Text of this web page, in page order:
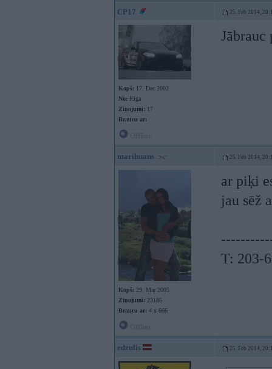
CP17 25. Feb 2014,
Kopš: 17. Dec 2002
No: Rīga
Ziņojumi: 17
Braucu ar:
marihuans 25. Feb 2014,
Kopš: 29. Mar 2005
Ziņojumi: 23186
Braucu ar: 4 x 666
ar piķi
jau sēž
T: 203-
edzulis 25. Feb 2014,